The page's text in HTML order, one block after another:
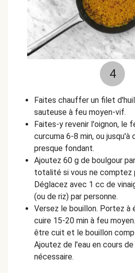
4
Faites chauffer un filet
sauteuse à feu moyen-vif.
Faites-y revenir l'oignon, le
curcuma 6-8 min, ou
presque fondant.
Ajoutez 60 g de boulgour
totalité si vous ne comptez
Déglacez avec 1 cc de
(ou de riz) par personne.
Versez le bouillon. Portez à
cuire 15-20 min à feu
être cuit et le bouillon
Ajoutez de l'eau en cours
nécessaire.